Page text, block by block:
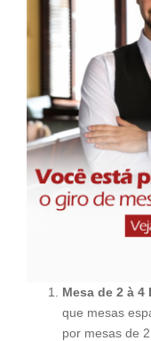
Mesa de 2 à 4
que mesas
por mesas de